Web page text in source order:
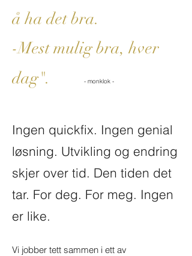
å ha det bra.
-Mest mulig bra, hver
dag".
- monklok -
Ingen quickfix. Ingen genial
løsning. Utvikling og endring
skjer over tid. Den tiden det
tar. For deg. For meg. Ingen
er like.
Vi jobber tett sammen i ett av